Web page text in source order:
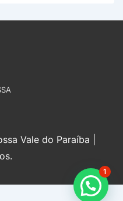
Vale do Paraíba |
1